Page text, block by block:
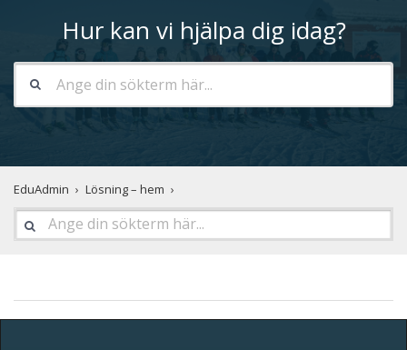
Hur kan vi hjälpa dig idag?
EduAdmin Lösning – hem